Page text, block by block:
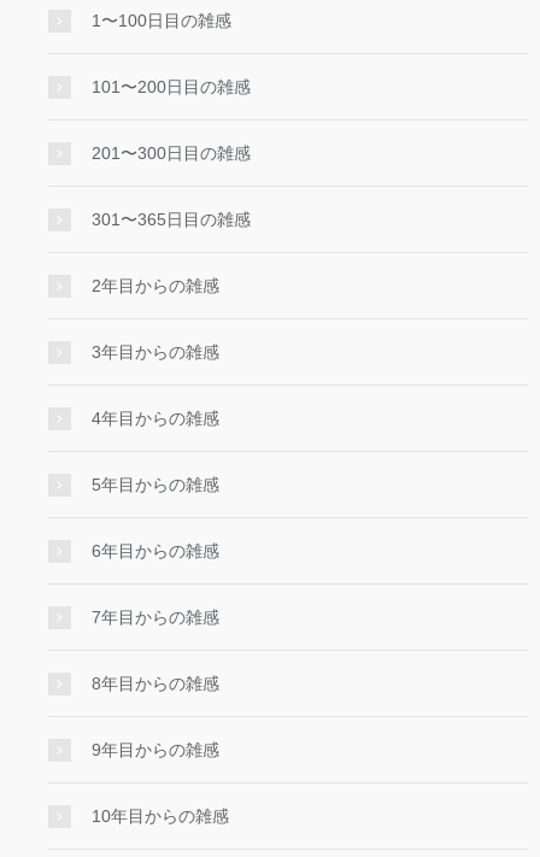
1〜100日目の雑感
101〜200日目の雑感
201〜300日目の雑感
301〜365日目の雑感
2年目からの雑感
3年目からの雑感
4年目からの雑感
5年目からの雑感
6年目からの雑感
7年目からの雑感
8年目からの雑感
9年目からの雑感
10年目からの雑感